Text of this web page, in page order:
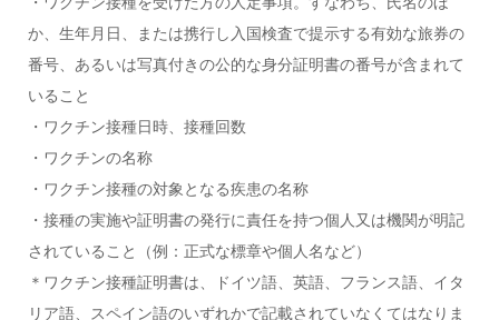
か、生年月日、または携行し入国検査で提示する有効な旅券の
番号、あるいは写真付きの公的な身分証明書の番号が含まれて
いること
・ワクチン接種日時、接種回数
・ワクチンの名称
・ワクチン接種の対象となる疾患の名称
・接種の実施や証明書の発行に責任を持つ個人又は機関が明記
されていること（例：正式な標章や個人名など）
＊ワクチン接種証明書は、ドイツ語、英語、フランス語、イタ
リア語、スペイン語のいずれかで記載されていなくてはなりま